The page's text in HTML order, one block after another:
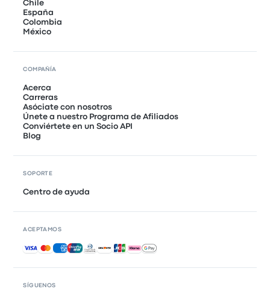
SÍGUENOS
Chile
España
Colombia
México
COMPAÑÍA
Acerca
Carreras
Asóciate con nosotros
Únete a nuestro Programa de Afiliados
Conviértete en un Socio API
Blog
SOPORTE
Centro de ayuda
ACEPTAMOS
Pagos aceptados